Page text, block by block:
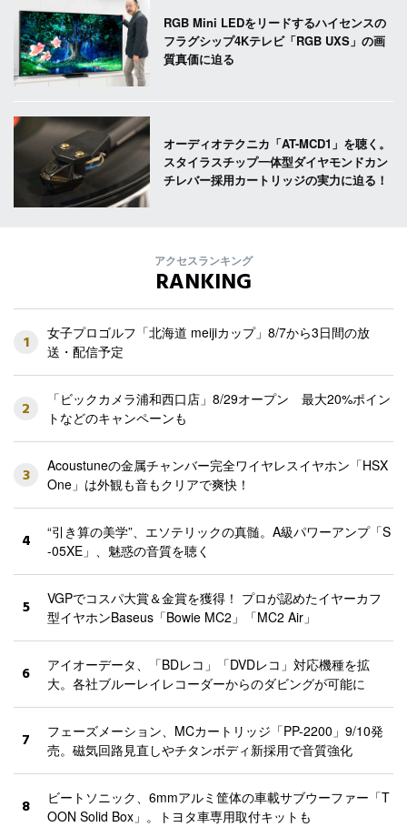
RGB Mini LEDをリードするハイセンスの
フラグシップ4Kテレビ「RGB UXS」の画
質真価に迫る
オーディオテクニカ「AT-MCD1」を聴く。
スタイラスチップ一体型ダイヤモンドカン
チレバー採用カートリッジの実力に迫る！
アクセスランキング
RANKING
1
女子プロゴルフ「北海道 meijiカップ」8/7から3日間の放
送・配信予定
2
「ビックカメラ浦和西口店」8/29オープン 最大20%ポイン
トなどのキャンペーンも
3
Acoustuneの金属チャンバー完全ワイヤレスイヤホン「HSX
One」は外観も音もクリアで爽快！
4
“引き算の美学”、エソテリックの真髄。A級パワーアンプ「S
-05XE」、魅惑の音質を聴く
5
VGPでコスパ大賞＆金賞を獲得！ プロが認めたイヤーカフ
型イヤホンBaseus「Bowie MC2」「MC2 Air」
6
アイオーデータ、「BDレコ」「DVDレコ」対応機種を拡
大。各社ブルーレイレコーダーからのダビングが可能に
7
フェーズメーション、MCカートリッジ「PP-2200」9/10発
売。磁気回路見直しやチタンボディ新採用で音質強化
8
ビートソニック、6mmアルミ筐体の車載サブウーファー「T
OON Solid Box」。トヨタ車専用取付キットも